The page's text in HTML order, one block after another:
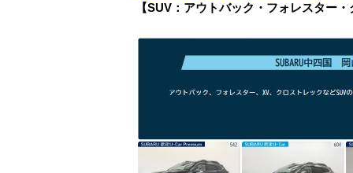
【SUV：アウトバック・フォレスター